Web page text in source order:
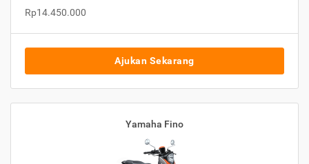
Rp14.450.000
Ajukan Sekarang
Yamaha Fino